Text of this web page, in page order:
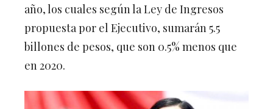
año, los cuales según la Ley de Ingresos
propuesta por el Ejecutivo, sumarán 5.5
billones de pesos, que son 0.5% menos que
en 2020.